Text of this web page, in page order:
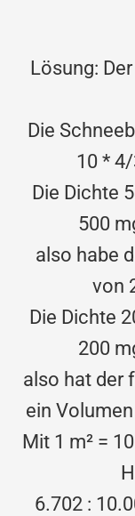
Lösung:
Die
10 * 4/
Die Dichte
500
also habe
von
Die Dichte
200
also hat der
ein
Mit 1 m² =
6.702 :